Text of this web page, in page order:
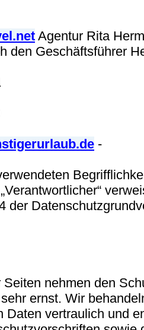
Agentur Rita
den Geschäftsführer
-
der
nehmen den
ernst. Wir
Daten vertraulich und